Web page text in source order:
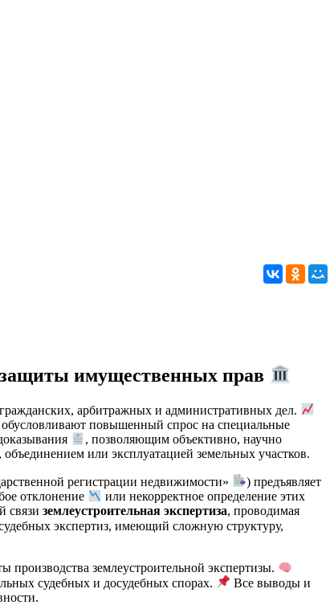
защиты имущественных прав
арбитражных и административных дел.
обусловливают повышенный спрос на специальные
, позволяющим объективно, научно
или эксплуатацией земельных участков.
регистрации недвижимости»
) предъявляет
отклонение
или некорректное определение этих
связи землеустроительная экспертиза, проводимая
экспертиз, имеющий сложную структуру,
производства землеустроительной экспертизы.
судебных и досудебных спорах.
Все выводы и